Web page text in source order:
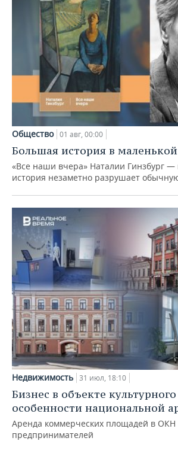
Общество 01 авг, 00:00
Большая история в
«Все наши вчера» Наталии Гинзбург —
история незаметно разрушает
Недвижимость 31 июл, 18:10
Бизнес в объекте
особенности национальной
Аренда коммерческих площадей в ОКН
предпринимателей